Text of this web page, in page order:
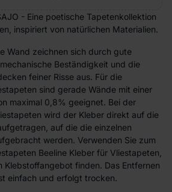
- Eine poetische Tapetenkollektion
inspiriert von natürlichen Materialien.
Wand zeichnen sich durch gute
Beständigkeit und die
feiner Risse aus. Für die
sind gerade Wände mit einer
maximal 0,8% geeignet. Bei der
wird der Kleber direkt auf die
auf die die einzelnen
werden. Verwenden Sie zum
Beeline Kleber für Vliestapeten,
Klebstoffangebot finden. Das Entfernen
einfach und erfolgt trocken.